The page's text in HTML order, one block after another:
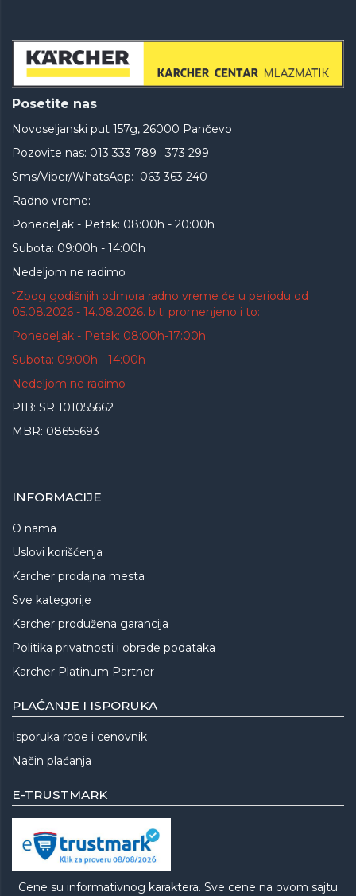
Posetite nas
Novoseljanski put 157g, 26000 Pančevo
Pozovite nas: 013 333 789 ; 373 299
Sms/Viber/WhatsApp: 063 363 240
Radno vreme:
Ponedeljak - Petak: 08:00h - 20:00h
Subota: 09:00h - 14:00h
Nedeljom ne radimo
*Zbog godišnjih odmora radno vreme će u periodu od
05.08.2026 - 14.08.2026. biti promenjeno i to:
Ponedeljak - Petak: 08:00h-17:00h
Subota: 09:00h - 14:00h
Nedeljom ne radimo
PIB: SR 101055662
MBR: 08655693
INFORMACIJE
O nama
Uslovi korišćenja
Karcher prodajna mesta
Sve kategorije
Karcher produžena garancija
Politika privatnosti i obrade podataka
Karcher Platinum Partner
PLAĆANJE I ISPORUKA
Isporuka robe i cenovnik
Način plaćanja
E-TRUSTMARK
Cene su informativnog karaktera. Sve cene na ovom sajtu